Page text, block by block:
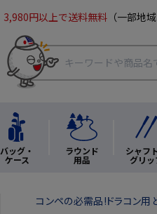
3,980円以上で送料無料 （一部地
バッグ・
ケース
ラウンド
用品
シャフ
グリッ
コンペの必需品!ドラコン用